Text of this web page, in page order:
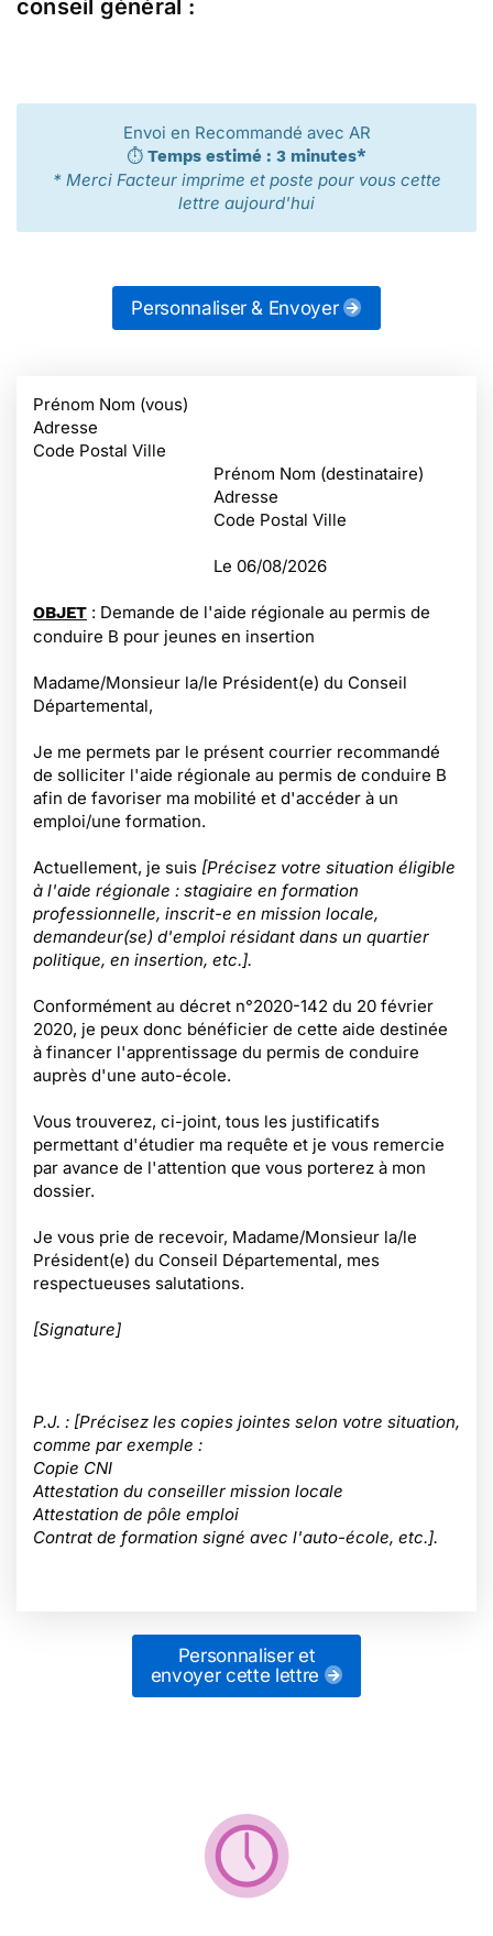
conseil général :
Envoi en Recommandé avec AR
⏱️ Temps estimé : 3 minutes*
* Merci Facteur imprime et poste pour vous cette
lettre aujourd'hui
Personnaliser & Envoyer
Prénom Nom (vous)
Adresse
Code Postal Ville
Prénom Nom (destinataire)
Adresse
Code Postal Ville
Le 06/08/2026
OBJET : Demande de l'aide régionale au permis de
conduire B pour jeunes en insertion
Madame/Monsieur la/le Président(e) du Conseil
Départemental,
Je me permets par le présent courrier recommandé
de solliciter l'aide régionale au permis de conduire B
afin de favoriser ma mobilité et d'accéder à un
emploi/une formation.
Actuellement, je suis [Précisez votre situation éligible
à l'aide régionale : stagiaire en formation
professionnelle, inscrit-e en mission locale,
demandeur(se) d'emploi résidant dans un quartier
politique, en insertion, etc.].
Conformément au décret n°2020-142 du 20 février
2020, je peux donc bénéficier de cette aide destinée
à financer l'apprentissage du permis de conduire
auprès d'une auto-école.
Vous trouverez, ci-joint, tous les justificatifs
permettant d'étudier ma requête et je vous remercie
par avance de l'attention que vous porterez à mon
dossier.
Je vous prie de recevoir, Madame/Monsieur la/le
Président(e) du Conseil Départemental, mes
respectueuses salutations.
[Signature]
P.J. : [Précisez les copies jointes selon votre situation,
comme par exemple :
Copie CNI
Attestation du conseiller mission locale
Attestation de pôle emploi
Contrat de formation signé avec l'auto-école, etc.].
Personnaliser et
envoyer cette lettre